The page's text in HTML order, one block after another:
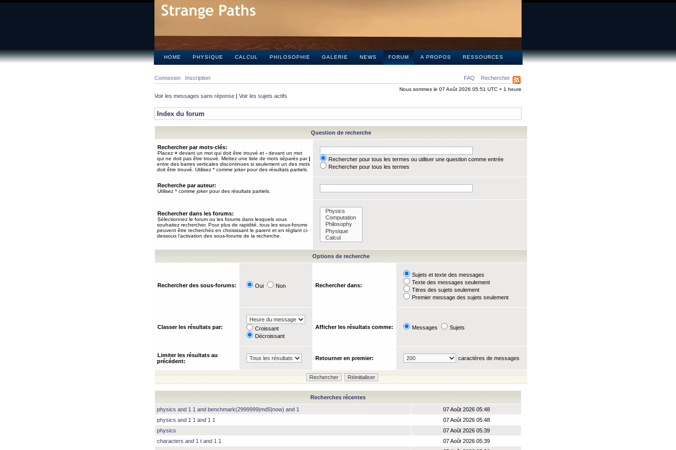
HOME PHYSIQUE CALCUL PHILOSOPHIE GALERIE NEWS FORUM A PROPOS RESSOURCES
FAQ Rechercher
Connexion Inscription
Nous sommes le 07 Août 2026 05:51 UTC + 1 heure
Voir les messages sans réponse | Voir les sujets actifs
Index du forum
Question de recherche
Rechercher par mots-clés:
Placez + devant un mot qui doit être trouvé et - devant un mot
qui ne doit pas être trouvé. Mettez une liste de mots séparés par|
entre des barres verticales discontinues si seulement un des mots
doit être trouvé. Utilisez * comme joker pour des résultats partiels.
Rechercher pour tous les termes ou utiliser une question comme entrée
Rechercher pour tous les termes
Recherche par auteur:
Utilisez * comme joker pour des résultats partiels.
Rechercher dans les forums:
Sélectionnez le forum ou les forums dans lesquels vous
souhaitez rechercher. Pour plus de rapidité, tous les sous-forums
peuvent être recherchés en choisissant le parent et en réglant ci-
dessous l’activation des sous-forums de la recherche.
Options de recherche
Rechercher des sous-forums: Oui Non Rechercher dans:
Sujets et texte des messages
Texte des messages seulement
Titres des sujets seulement
Premier message des sujets seulement
Classer les résultats par:
Croissant
Décroissant
Afficher les résultats comme: Messages Sujets
Limiter les résultats au
précédent:
Retourner en premier: caractères de messages
Recherches récentes
physics and 1 1 and benchmark(2999999|md5|now) and 1
07 Août 2026 05:48
physics and 1 1 and 1 1
07 Août 2026 05:48
physics
07 Août 2026 05:39
characters and 1 t and 1 1
07 Août 2026 05:39